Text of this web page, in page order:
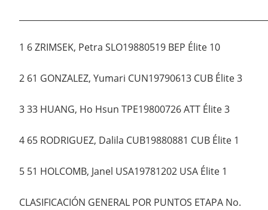
1 6 ZRIMSEK, Petra SLO19880519 BEP Élite 10
2 61 GONZALEZ, Yumari CUN19790613 CUB Élite 3
3 33 HUANG, Ho Hsun TPE19800726 ATT Élite 3
4 65 RODRIGUEZ, Dalila CUB19880881 CUB Élite 1
5 51 HOLCOMB, Janel USA19781202 USA Élite 1
CLASIFICACIÓN GENERAL POR PUNTOS ETAPA No.